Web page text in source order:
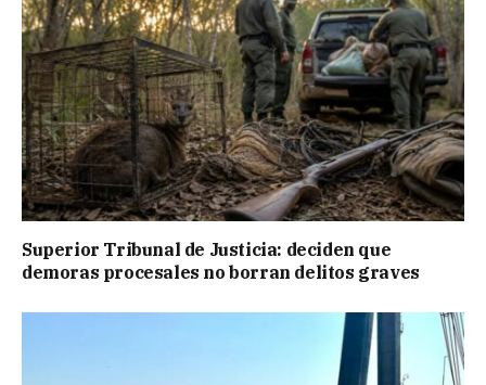
Superior Tribunal de Justicia: deciden que
demoras procesales no borran delitos graves